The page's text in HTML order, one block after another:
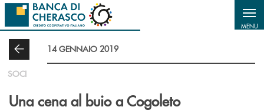
Salta al contenuto principale
MENU
14 GENNAIO 2019
SOCI
Una cena al buio a Cogoleto